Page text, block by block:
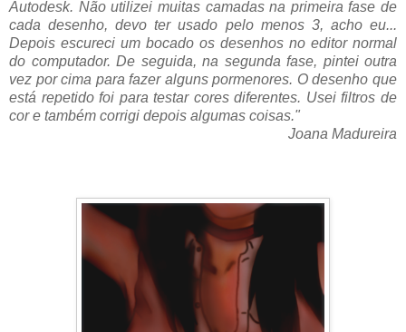
Autodesk. Não utilizei muitas camadas na primeira fase de
cada desenho, devo ter usado pelo menos 3, acho eu...
Depois escureci um bocado os desenhos no editor normal
do computador. De seguida, na segunda fase, pintei outra
vez por cima para fazer alguns pormenores. O desenho que
está repetido foi para testar cores diferentes. Usei filtros de
cor e também corrigi depois algumas coisas."
Joana Madureira